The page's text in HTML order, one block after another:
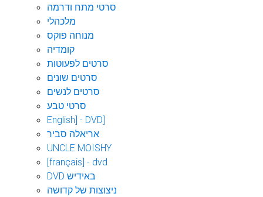
סרטי מתח ודרמה
מלכהלי
מנוחה פוקס
קומדיה
סרטים לפעוטות
סרטים שונים
סרטים לנשים
סרטי טבע
English] - DVD]
אריאלה סביר
UNCLE MOISHY
[français] - dvd
DVD באידיש
ניצוצות של קדושה